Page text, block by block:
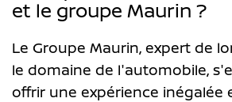
et le groupe Maurin ?
Le Groupe Maurin, expert de
le domaine de l'automobile,
offrir une expérience inégalée